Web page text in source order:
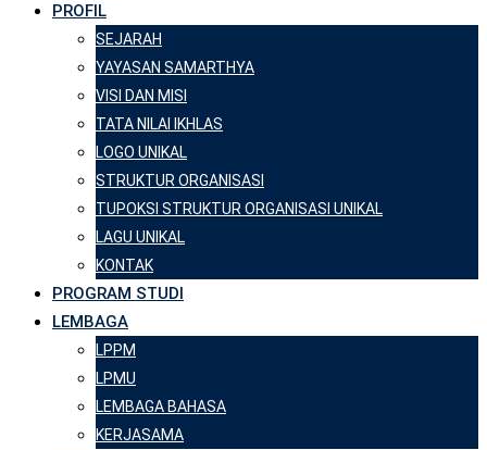
PROFIL
SEJARAH
YAYASAN SAMARTHYA
VISI DAN MISI
TATA NILAI IKHLAS
LOGO UNIKAL
STRUKTUR ORGANISASI
TUPOKSI STRUKTUR ORGANISASI UNIKAL
LAGU UNIKAL
KONTAK
PROGRAM STUDI
LEMBAGA
LPPM
LPMU
LEMBAGA BAHASA
KERJASAMA